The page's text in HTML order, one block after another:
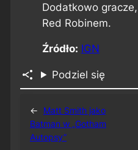
Dodatkowo
Red Robinem.
Źródło: IGN
Podziel się
←
Matt Smith jako
Batman w „Gotham
Autopsy”